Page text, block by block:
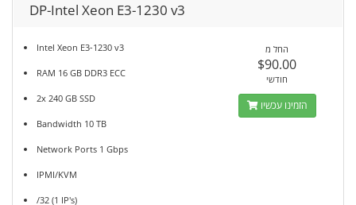
DP-Intel Xeon E3-1230 v3
Intel Xeon E3-1230 v3
RAM 16 GB DDR3 ECC
2x 240 GB SSD
Bandwidth 10 TB
Network Ports 1 Gbps
IPMI/KVM
/32 (1 IP's)
החל מ
$90.00
חודשי
הזמינו עכשיו